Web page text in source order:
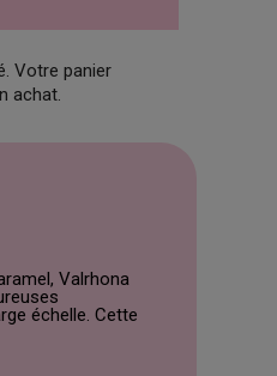
Votre panier
achat.
Valrhona
échelle. Cette